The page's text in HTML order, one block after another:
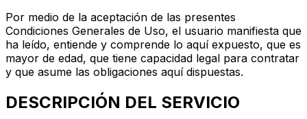
Por medio de la aceptación de las presentes
Condiciones Generales de Uso, el usuario manifiesta que
ha leído, entiende y comprende lo aquí expuesto, que es
mayor de edad, que tiene capacidad legal para contratar
y que asume las obligaciones aquí dispuestas.
DESCRIPCIÓN DEL SERVICIO